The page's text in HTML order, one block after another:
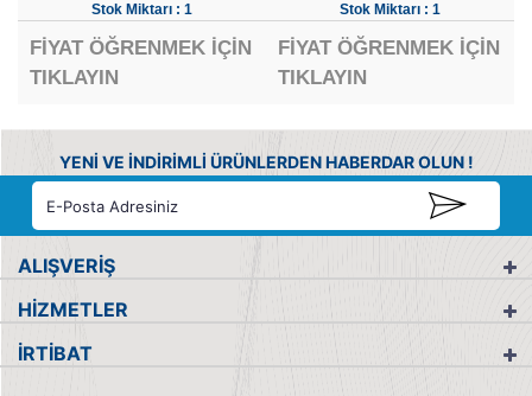
Stok Miktarı : 1
FİYAT ÖĞRENMEK İÇİN
TIKLAYIN
Stok Miktarı : 1
FİYAT ÖĞRENMEK İÇİN
TIKLAYIN
YENİ VE İNDİRİMLİ ÜRÜNLERDEN HABERDAR OLUN !
ALIŞVERİŞ
HİZMETLER
İRTİBAT